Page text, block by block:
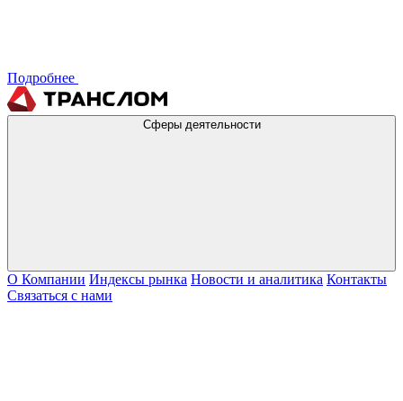
Подробнее
Сферы деятельности
О Компании Индексы рынка Новости и аналитика Контакты
Связаться с нами